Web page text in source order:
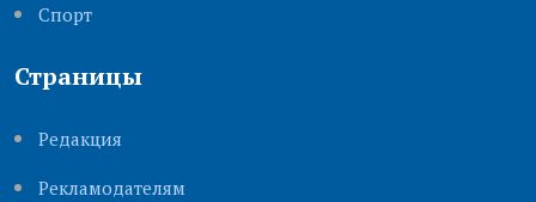
Cпорт
Страницы
Редакция
Рекламодателям